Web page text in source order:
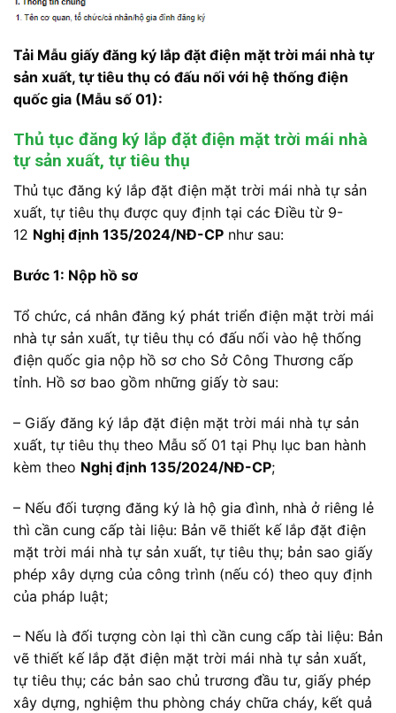
Tải Mẫu giấy đăng ký lắp đặt điện mặt trời mái nhà tự
sản xuất, tự tiêu thụ có đấu nối với hệ thống điện
quốc gia (Mẫu số 01):
Thủ tục đăng ký lắp đặt điện mặt trời mái nhà
tự sản xuất, tự tiêu thụ
Thủ tục đăng ký lắp đặt điện mặt trời mái nhà tự sản
xuất, tự tiêu thụ được quy định tại các Điều từ 9-
12 Nghị định 135/2024/NĐ-CP như sau:
Bước 1: Nộp hồ sơ
Tổ chức, cá nhân đăng ký phát triển điện mặt trời mái
nhà tự sản xuất, tự tiêu thụ có đấu nối vào hệ thống
điện quốc gia nộp hồ sơ cho Sở Công Thương cấp
tỉnh. Hồ sơ bao gồm những giấy tờ sau:
– Giấy đăng ký lắp đặt điện mặt trời mái nhà tự sản
xuất, tự tiêu thụ theo Mẫu số 01 tại Phụ lục ban hành
kèm theo Nghị định 135/2024/NĐ-CP;
– Nếu đối tượng đăng ký là hộ gia đình, nhà ở riêng lẻ
thì cần cung cấp tài liệu: Bản vẽ thiết kế lắp đặt điện
mặt trời mái nhà tự sản xuất, tự tiêu thụ; bản sao giấy
phép xây dựng của công trình (nếu có) theo quy định
của pháp luật;
– Nếu là đối tượng còn lại thì cần cung cấp tài liệu: Bản
vẽ thiết kế lắp đặt điện mặt trời mái nhà tự sản xuất,
tự tiêu thụ; các bản sao chủ trương đầu tư, giấy phép
xây dựng, nghiệm thu phòng cháy chữa cháy, kết quả